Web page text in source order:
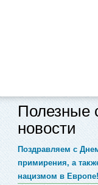
Полезные
новости
Поздравляем с
примирения, а
нацизмом в Европе!